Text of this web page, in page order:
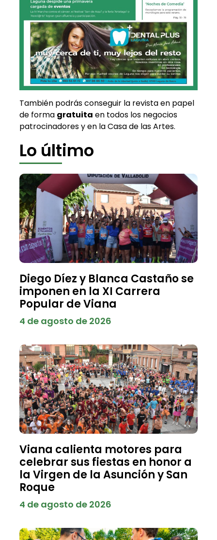
También podrás conseguir la revista en papel
de forma gratuita en todos los negocios
patrocinadores y en la Casa de las Artes.
Lo último
Diego Díez y Blanca Castaño se
imponen en la XI Carrera
Popular de Viana
4 de agosto de 2026
Viana calienta motores para
celebrar sus fiestas en honor a
la Virgen de la Asunción y San
Roque
4 de agosto de 2026